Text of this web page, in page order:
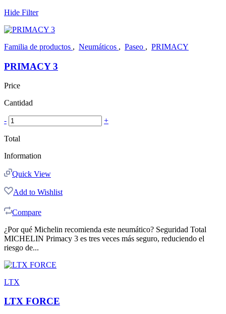
Hide Filter
Familia de productos , Neumáticos , Paseo , PRIMACY
PRIMACY 3
Price
Cantidad
- +
Total
Information
Quick View
Add to Wishlist
Compare
¿Por qué Michelin recomienda este neumático? Seguridad Total
MICHELIN Primacy 3 es tres veces más seguro, reduciendo el
riesgo de...
LTX
LTX FORCE